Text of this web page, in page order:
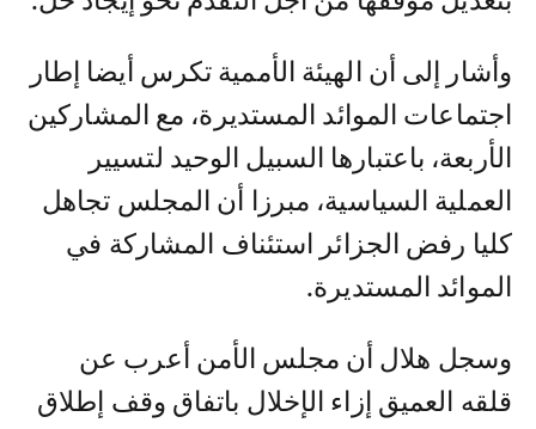
وأشار إلى أن الهيئة الأممية تكرس أيضا إطار
اجتماعات الموائد المستديرة، مع المشاركين
الأربعة، باعتبارها السبيل الوحيد لتسيير
العملية السياسية، مبرزا أن المجلس تجاهل
كليا رفض الجزائر استئناف المشاركة في
الموائد المستديرة.
وسجل هلال أن مجلس الأمن أعرب عن
قلقه العميق إزاء الإخلال باتفاق وقف إطلاق